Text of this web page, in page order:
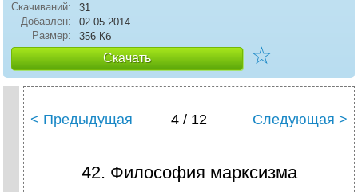
Скачиваний:
31
Добавлен:
02.05.2014
Размер:
356 Кб
Скачать ☆
< Предыдущая 4 / 12 Следующая >
42. Философия марксизма